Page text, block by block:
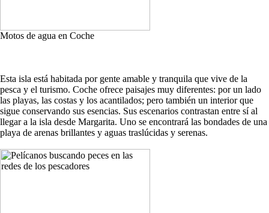
Motos de agua en Coche
Esta isla está habitada por gente amable y tranquila que vive de la
pesca y el turismo. Coche ofrece paisajes muy diferentes: por un lado
las playas, las costas y los acantilados; pero también un interior que
sigue conservando sus esencias. Sus escenarios contrastan entre sí al
llegar a la isla desde Margarita. Uno se encontrará las bondades de una
playa de arenas brillantes y aguas traslúcidas y serenas.